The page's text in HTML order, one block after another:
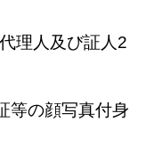
理人及び証人2
等の顔写真付身